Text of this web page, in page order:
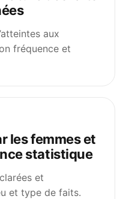
aux
fréquence et
les femmes et
statistique
et
et type de faits.